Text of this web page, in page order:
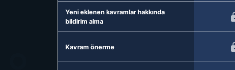
Yeni eklenen kavramlar hakkında
bildirim alma
Kavram önerme